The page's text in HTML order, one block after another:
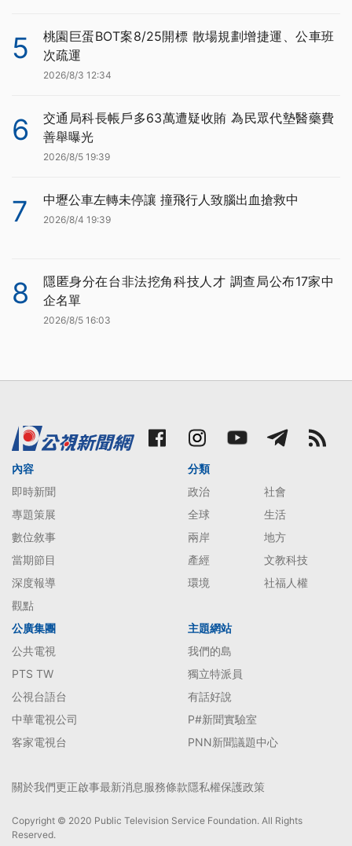
5
桃園巨蛋BOT案8/25開標 散場規劃增捷運、公車班
次疏運
2026/8/3 12:34
6
交通局科長帳戶多63萬遭疑收賄 為民眾代墊醫藥費
善舉曝光
2026/8/5 19:39
7 中壢公車左轉未停讓 撞飛行人致腦出血搶救中
2026/8/4 19:39
8
隱匿身分在台非法挖角科技人才 調查局公布17家中
企名單
2026/8/5 16:03
內容
即時新聞
專題策展
數位敘事
當期節目
深度報導
觀點
分類
政治
社會
全球
生活
兩岸
地方
產經
文教科技
環境
社福人權
公廣集團
公共電視
PTS TW
公視台語台
中華電視公司
客家電視台
主題網站
我們的島
獨立特派員
有話好說
P#新聞實驗室
PNN新聞議題中心
關於我們更正啟事最新消息服務條款隱私權保護政策
Copyright © 2020 Public Television Service Foundation. All Rights
Reserved.